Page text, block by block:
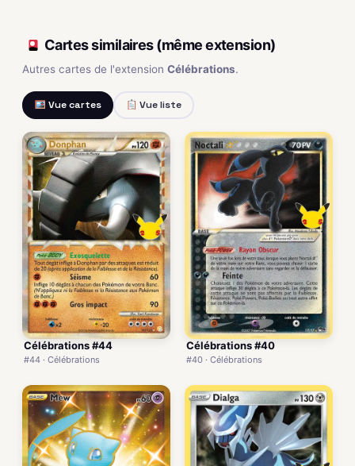
Cartes similaires (même extension)
Autres cartes de l'extension Célébrations.
Vue cartes Vue liste
Célébrations #44
#44 · Célébrations
Célébrations #40
#40 · Célébrations